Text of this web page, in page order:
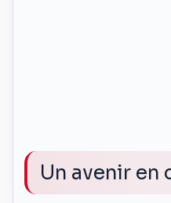
Un avenir